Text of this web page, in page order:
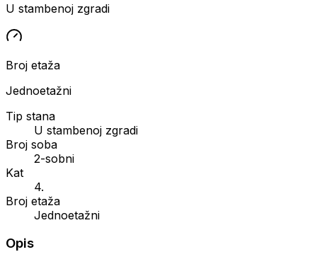
U stambenoj zgradi
Broj etaža
Jednoetažni
Tip stana
U stambenoj zgradi
Broj soba
2-sobni
Kat
4.
Broj etaža
Jednoetažni
Opis